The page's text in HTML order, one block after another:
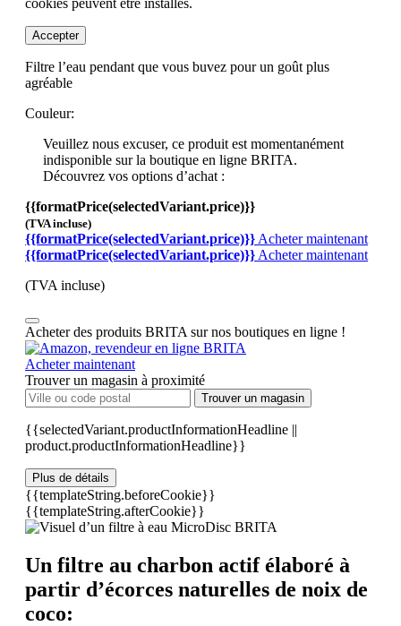
Accepter
Filtre l’eau pendant que vous buvez pour un goût plus
agréable
Couleur:
Veuillez nous excuser, ce produit est momentanément
indisponible sur la boutique en ligne BRITA.
Découvrez vos options d’achat :
{{formatPrice(selectedVariant.price)}}
(TVA incluse)
{{formatPrice(selectedVariant.price)}} Acheter maintenant
{{formatPrice(selectedVariant.price)}} Acheter maintenant
(TVA incluse)
Acheter des produits BRITA sur nos boutiques en ligne !
Acheter maintenant
Trouver un magasin à proximité
Trouver un magasin
{{selectedVariant.productInformationHeadline ||
product.productInformationHeadline}}
Plus de détails
{{templateString.beforeCookie}}
{{templateString.afterCookie}}
Un filtre au charbon actif élaboré à
partir d’écorces naturelles de noix de
coco: